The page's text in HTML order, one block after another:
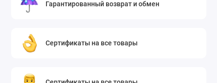
Гарантированный возврат и обмен
Сертификаты на все товары